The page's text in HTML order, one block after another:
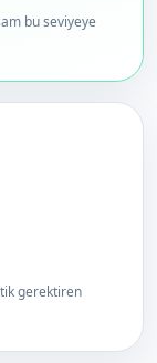
bu seviyeye
gerektiren